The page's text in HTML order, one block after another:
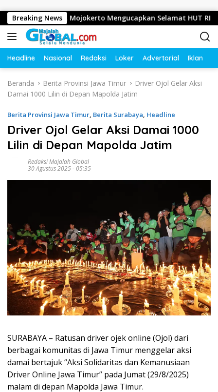
Breaking News
Mojosari, Mojokerto Mengucapkan Selamat HUT RI ke-81
Headline Nasional Redaksi Loker Advertorial Iklan
Beranda Berita Provinsi Jawa Timur
Driver Ojol Gelar Aksi
Damai 1000 Lilin di Depan Mapolda Jatim
Berita Provinsi Jawa Timur, Berita Surabaya, Headline
Driver Ojol Gelar Aksi Damai 1000
Lilin di Depan Mapolda Jatim
Redaksi Majalah Global
30 Agustus 2025 - 05:35
SURABAYA – Ratusan driver ojek online (Ojol) dari
berbagai komunitas di Jawa Timur menggelar aksi
damai bertajuk “Aksi Solidaritas dan Kemanusiaan
Driver Online Jawa Timur” pada Jumat (29/8/2025)
malam di depan Mapolda Jawa Timur.